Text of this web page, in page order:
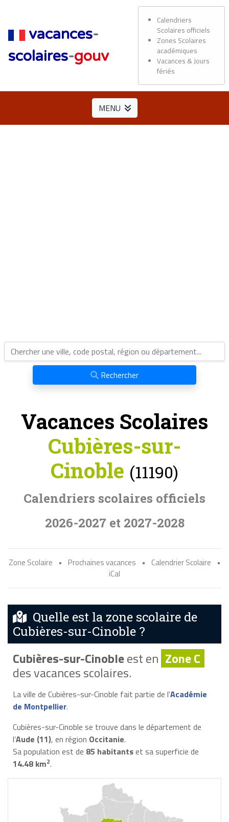
vacances-
scolaires-gouv
Calendriers
Scolaires officiels
Zones Scolaires
académiques
Vacances & Jours
fériés
MENU
Rechercher
Vacances Scolaires
Cubières-sur-
Cinoble (11190)
Calendriers scolaires officiels
2026-2027 et 2027-2028
Zone Scolaire • Prochaines vacances • Calendrier Scolaire
•
iCal
Quelle est la zone scolaire de
Cubières-sur-Cinoble ?
Cubières-sur-Cinobleest en Zone C
des vacances scolaires.
La ville de Cubières-sur-Cinoble fait partie de l'Académie
de Montpellier.
Cubières-sur-Cinoble se trouve dans le département de
l’Aude (11), en région Occitanie.
Sa population est de 85 habitantset sa superficie de
14.48 km2.